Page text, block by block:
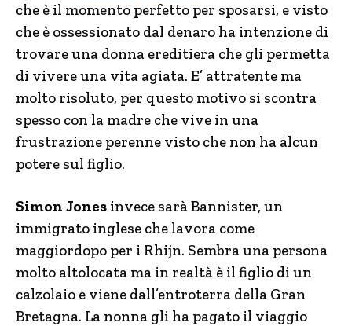
che è il momento perfetto per sposarsi, e visto
che è ossessionato dal denaro ha intenzione di
trovare una donna ereditiera che gli permetta
di vivere una vita agiata. E’ attratente ma
molto risoluto, per questo motivo si scontra
spesso con la madre che vive in una
frustrazione perenne visto che non ha alcun
potere sul figlio.
Simon Jones invece sarà Bannister, un
immigrato inglese che lavora come
maggiordopo per i Rhijn. Sembra una persona
molto altolocata ma in realtà è il figlio di un
calzolaio e viene dall’entroterra della Gran
Bretagna. La nonna gli ha pagato il viaggio